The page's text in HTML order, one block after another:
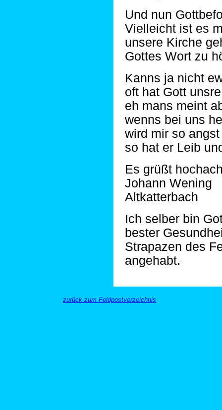
Und nun
Vielleicht ist es
unsere Kirche
Gottes Wort zu
Kanns ja nicht
oft hat Gott
eh mans meint
wenns bei uns
wird mir so
so hat er Leib
Es grüßt
Johann Wening
Altkatterbach
Ich selber bin
bester
Strapazen des
angehabt.
zurück zum Feldpostverzeichnis